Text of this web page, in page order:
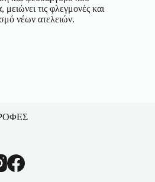
μειώνει τις φλεγμονές και
νέων ατελειών.